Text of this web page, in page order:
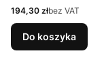
Cena
194,30 złbez VAT
Do koszyka